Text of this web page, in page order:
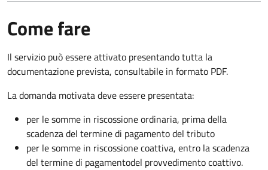
Come fare
Il servizio può essere attivato presentando tutta la
documentazione prevista, consultabile in formato PDF.
La domanda motivata deve essere presentata:
per le somme in riscossione ordinaria, prima della
scadenza del termine di pagamento del tributo
per le somme in riscossione coattiva, entro la scadenza
del termine di pagamentodel provvedimento coattivo.